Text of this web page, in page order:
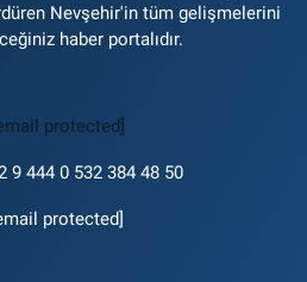
Nevşehir'in tüm gelişmelerini
haber portalıdır.
protected]
9 444 0 532 384 48 50
protected]